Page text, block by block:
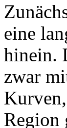
eine
hinein.
zwar
Region